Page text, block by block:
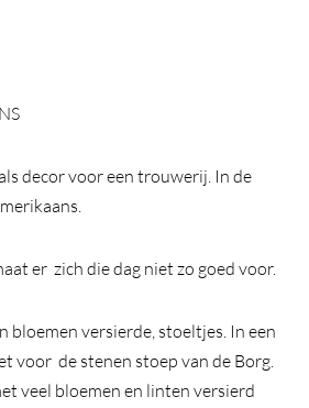
decor voor een trouwerij. In de
er zich die dag niet zo goed voor.
bloemen versierde, stoeltjes. In een
voor de stenen stoep van de Borg.
veel bloemen en linten versierd